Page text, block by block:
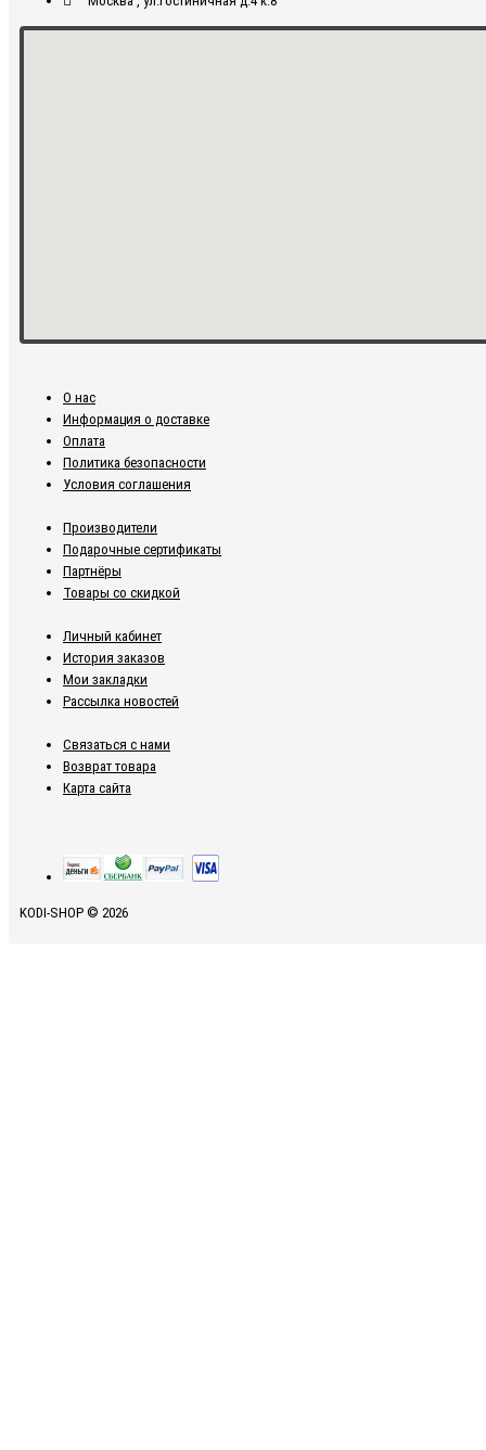
О нас
Информация о доставке
Оплата
Политика безопасности
Условия соглашения
Производители
Подарочные сертификаты
Партнёры
Товары со скидкой
Личный кабинет
История заказов
Мои закладки
Рассылка новостей
Связаться с нами
Возврат товара
Карта сайта
KODI-SHOP © 2026